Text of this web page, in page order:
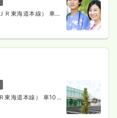
Ｒ東海道本線） 車
東海道本線） 車10